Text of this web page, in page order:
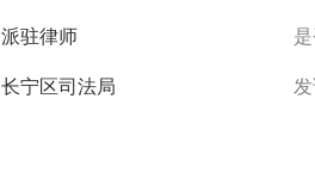
派驻律师
长宁区司法局